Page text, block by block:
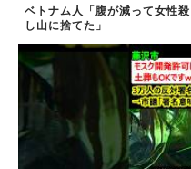
ベトナム人「腹が減って女性殺
し山に捨てた」